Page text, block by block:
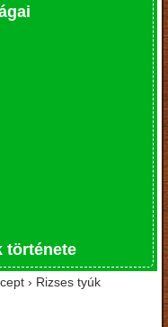
története
› Rizses tyúk